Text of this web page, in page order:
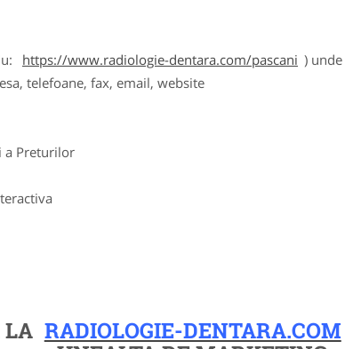
https://www.radiologie-dentara.com/pascani )
telefoane, fax, email, website
a Preturilor
LA RADIOLOGIE-DENTARA.COM